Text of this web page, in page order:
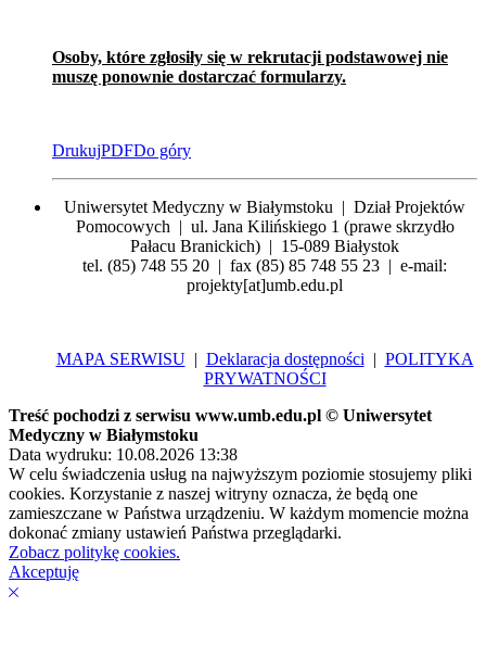
Osoby, które zgłosiły się w rekrutacji podstawowej nie
muszę ponownie dostarczać formularzy.
DrukujPDFDo góry
Uniwersytet Medyczny w Białymstoku | Dział Projektów
Pomocowych | ul. Jana Kilińskiego 1 (prawe skrzydło
Pałacu Branickich) | 15-089 Białystok
tel. (85) 748 55 20 | fax (85) 85 748 55 23 | e-mail:
projekty[at]umb.edu.pl
MAPA SERWISU| Deklaracja dostępności | POLITYKA
PRYWATNOŚCI
Treść pochodzi z serwisu www.umb.edu.pl © Uniwersytet
Medyczny w Białymstoku
Data wydruku: 10.08.2026 13:38
W celu świadczenia usług na najwyższym poziomie stosujemy pliki
cookies. Korzystanie z naszej witryny oznacza, że będą one
zamieszczane w Państwa urządzeniu. W każdym momencie można
dokonać zmiany ustawień Państwa przeglądarki.
Zobacz politykę cookies.
Akceptuję